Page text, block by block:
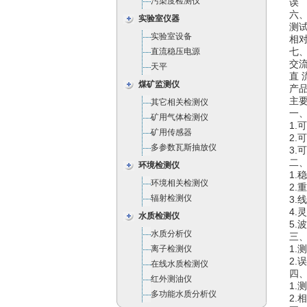
实验室仪器
实验室设备
直流稳压电源
天平
煤矿监测仪
其它相关检测仪
矿用气体检测仪
矿用传感器
多参数瓦斯抽放仪
环境检测仪
环境相关检测仪
辐射检测仪
水质检测仪
水质分析仪
离子检测仪
在线水质检测仪
红外测油仪
多功能水质分析仪
六
测
相
七
交
直
产
主
一
1.
2.
3.
二
1.
2.
3.
4.
5.
三
1.
2.
四
1.
2.